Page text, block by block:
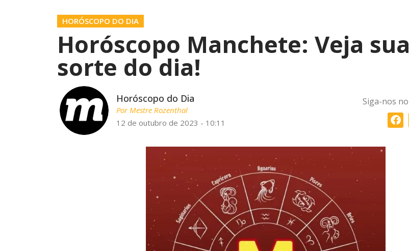
HORÓSCOPO DO DIA
Horóscopo Manchete: Veja sua
sorte do dia!
Horóscopo do Dia
PorMestre Rozenthal
12 de outubro de 2023 - 10:11
Siga-nos no